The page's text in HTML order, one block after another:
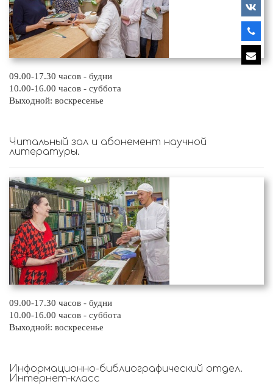
09.00-17.30 часов - будни
10.00-16.00 часов - суббота
Выходной: воскресенье
Читальный зал и абонемент научной
литературы.
09.00-17.30 часов - будни
10.00-16.00 часов - суббота
Выходной: воскресенье
Информационно-библиографический отдел.
Интернет-класс